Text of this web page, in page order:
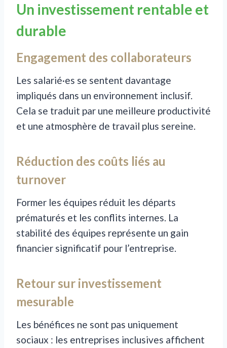
Un investissement rentable et
durable
Engagement des collaborateurs
Les salarié·es se sentent davantage
impliqués dans un environnement inclusif.
Cela se traduit par une meilleure productivité
et une atmosphère de travail plus sereine.
Réduction des coûts liés au
turnover
Former les équipes réduit les départs
prématurés et les conflits internes. La
stabilité des équipes représente un gain
financier significatif pour l’entreprise.
Retour sur investissement
mesurable
Les bénéfices ne sont pas uniquement
sociaux : les entreprises inclusives affichent